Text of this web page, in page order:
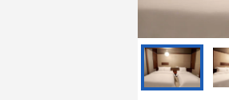
the
mark
key
to
get
the